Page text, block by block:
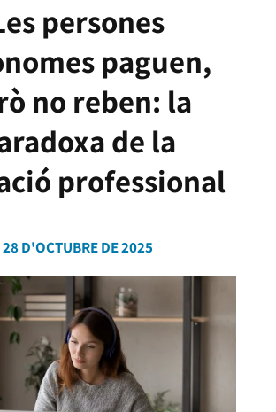
persones
paguen,
no reben: la
de la
professional
28 D'OCTUBRE DE 2025